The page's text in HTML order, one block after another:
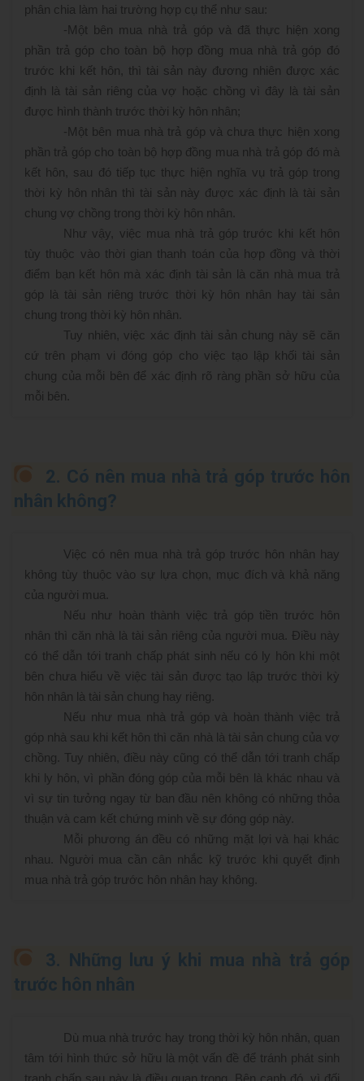
phân chia làm hai trường hợp cụ thể như sau:
-Một bên mua nhà trả góp và đã thực hiện xong
phần trả góp cho toàn bộ hợp đồng mua nhà trả góp đó
trước khi kết hôn, thì tài sản này đương nhiên được xác
định là tài sản riêng của vợ hoặc chồng vì đây là tài sản
được hình thành trước thời kỳ hôn nhân;
-Một bên mua nhà trả góp và chưa thực hiện xong
phần trả góp cho toàn bộ hợp đồng mua nhà trả góp đó mà
kết hôn, sau đó tiếp tục thực hiện nghĩa vụ trả góp trong
thời kỳ hôn nhân thì tài sản này được xác định là tài sản
chung vợ chồng trong thời kỳ hôn nhân.
Như vậy, việc mua nhà trả góp trước khi kết hôn
tùy thuộc vào thời gian thanh toán của hợp đồng và thời
điểm bạn kết hôn mà xác định tài sản là căn nhà mua trả
góp là tài sản riêng trước thời kỳ hôn nhân hay tài sản
chung trong thời kỳ hôn nhân.
Tuy nhiên, việc xác định tài sản chung này sẽ căn
cứ trên phạm vi đóng góp cho việc tạo lập khối tài sản
chung của mỗi bên để xác định rõ ràng phần sở hữu của
mỗi bên.
2. Có nên mua nhà trả góp trước hôn
nhân không?
Việc có nên mua nhà trả góp trước hôn nhân hay
không tùy thuộc vào sự lựa chọn, mục đích và khả năng
của người mua.
Nếu như hoàn thành việc trả góp tiền trước hôn
nhân thì căn nhà là tài sản riêng của người mua. Điều này
có thể dẫn tới tranh chấp phát sinh nếu có ly hôn khi một
bên chưa hiểu về việc tài sản được tạo lập trước thời kỳ
hôn nhân là tài sản chung hay riêng.
Nếu như mua nhà trả góp và hoàn thành việc trả
góp nhà sau khi kết hôn thì căn nhà là tài sản chung của vợ
chồng. Tuy nhiên, điều này cũng có thể dẫn tới tranh chấp
khi ly hôn, vì phần đóng góp của mỗi bên là khác nhau và
vì sự tin tưởng ngay từ ban đầu nên không có những thỏa
thuận và cam kết chứng minh về sự đóng góp này.
Mỗi phương án đều có những mặt lợi và hại khác
nhau. Người mua cần cân nhắc kỹ trước khi quyết định
mua nhà trả góp trước hôn nhân hay không.
3. Những lưu ý khi mua nhà trả góp
trước hôn nhân
Dù mua nhà trước hay trong thời kỳ hôn nhân, quan
tâm tới hình thức sở hữu là một vấn đề để tránh phát sinh
tranh chấp sau này là điều quan trọng. Bên cạnh đó, vì đối